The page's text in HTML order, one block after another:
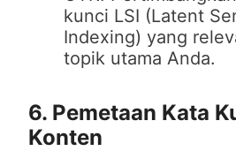
kunci LSI (Latent
Indexing) yang
topik utama Anda.
6. Pemetaan Kata
Konten